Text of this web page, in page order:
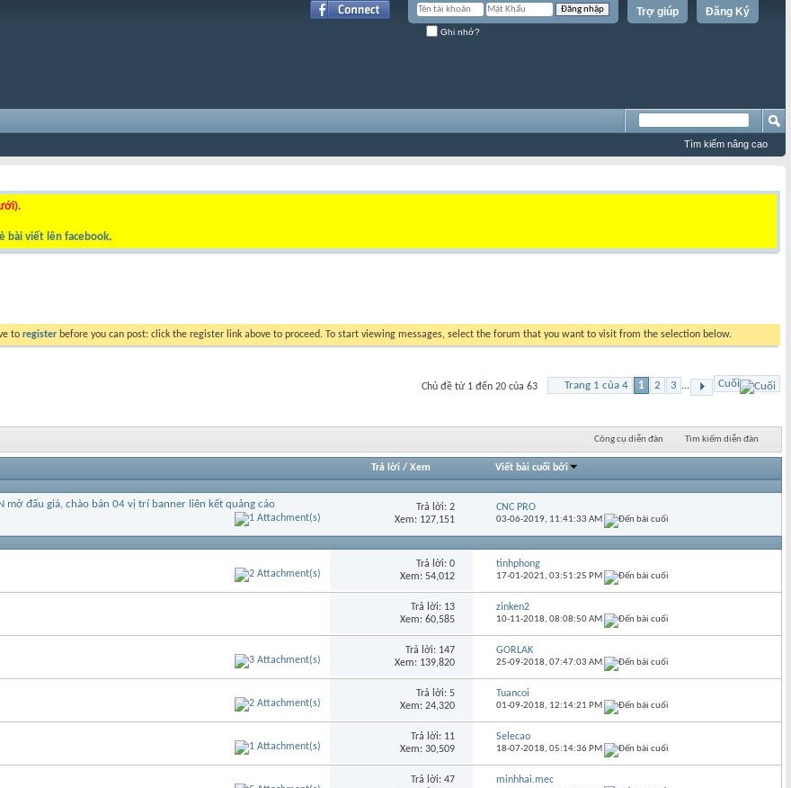
Đăng Ký
Trợ giúp
Ghi nhớ?
Tìm kiếm nâng cao
bài viết lên facebook.
to register before you can post: click the register link above to proceed. To start viewing messages, select the forum that you want to visit from the selection below.
Trang 1 của 4 1 2 3 ... Cuối
Chủ đề từ 1 đến 20 của 63
Công cụ diễn đàn Tìm kiếm diễn đàn
Trả lời/ Xem Viết bài cuối bởi
mở đấu giá, chào bán 04 vị trí banner liên kết quảng cáo
Trả lời: 2
Xem: 127,151
CNC PRO
03-06-2019, 11:41:33 AM
Trả lời: 0
Xem: 54,012
tinhphong
17-01-2021,03:51:25 PM
Trả lời: 13
Xem: 60,585
zinken2
10-11-2018,08:08:50 AM
Trả lời: 147
Xem: 139,820
GORLAK
25-09-2018,07:47:03 AM
Trả lời: 5
Xem: 24,320
Tuancoi
01-09-2018, 12:14:21 PM
Trả lời: 11
Xem: 30,509
Selecao
18-07-2018,05:14:36 PM
Trả lời: 47
minhhai.mec